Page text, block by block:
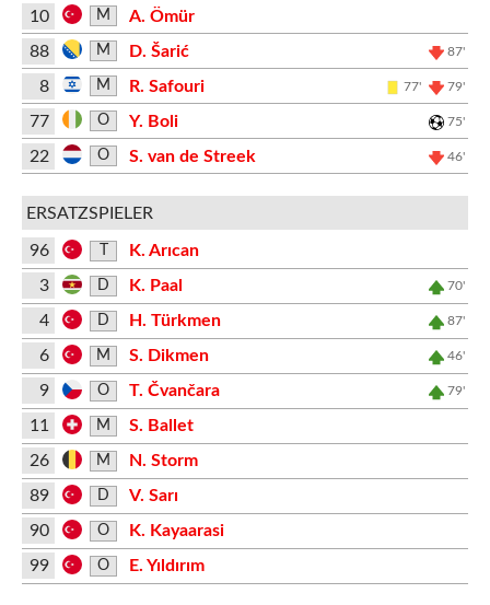
10 M
A. Ömür
88
M D. Šarić 87'
8 M R. Safouri 77' 79'
77 O Y. Boli 75'
22 O S. van de Streek 46'
ERSATZSPIELER
96
K. Arıcan
3
D K. Paal 70'
4 D H. Türkmen 87'
6 M S. Dikmen 46'
9 O T. Čvančara 79'
11 M
S. Ballet
26
M
N. Storm
89
D
V. Sarı
90
O
K. Kayaarasi
99
O E. Yıldırım